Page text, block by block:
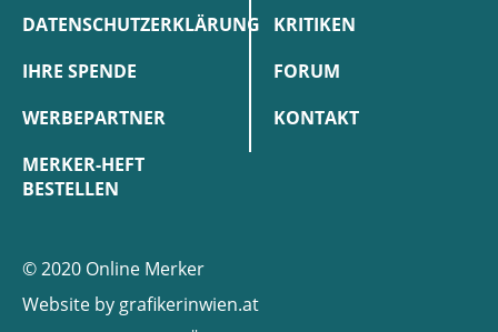
DATENSCHUTZERKLÄRUNG
IHRE SPENDE
WERBEPARTNER
MERKER-HEFT
BESTELLEN
KRITIKEN
FORUM
KONTAKT
© 2020 Online Merker
Website by grafikerinwien.at